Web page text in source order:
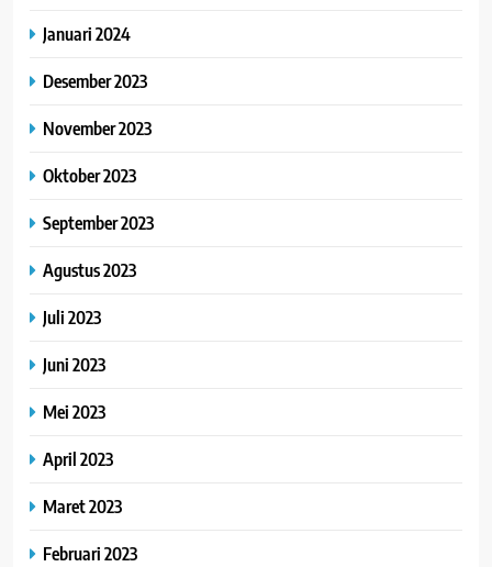
Januari 2024
Desember 2023
November 2023
Oktober 2023
September 2023
Agustus 2023
Juli 2023
Juni 2023
Mei 2023
April 2023
Maret 2023
Februari 2023